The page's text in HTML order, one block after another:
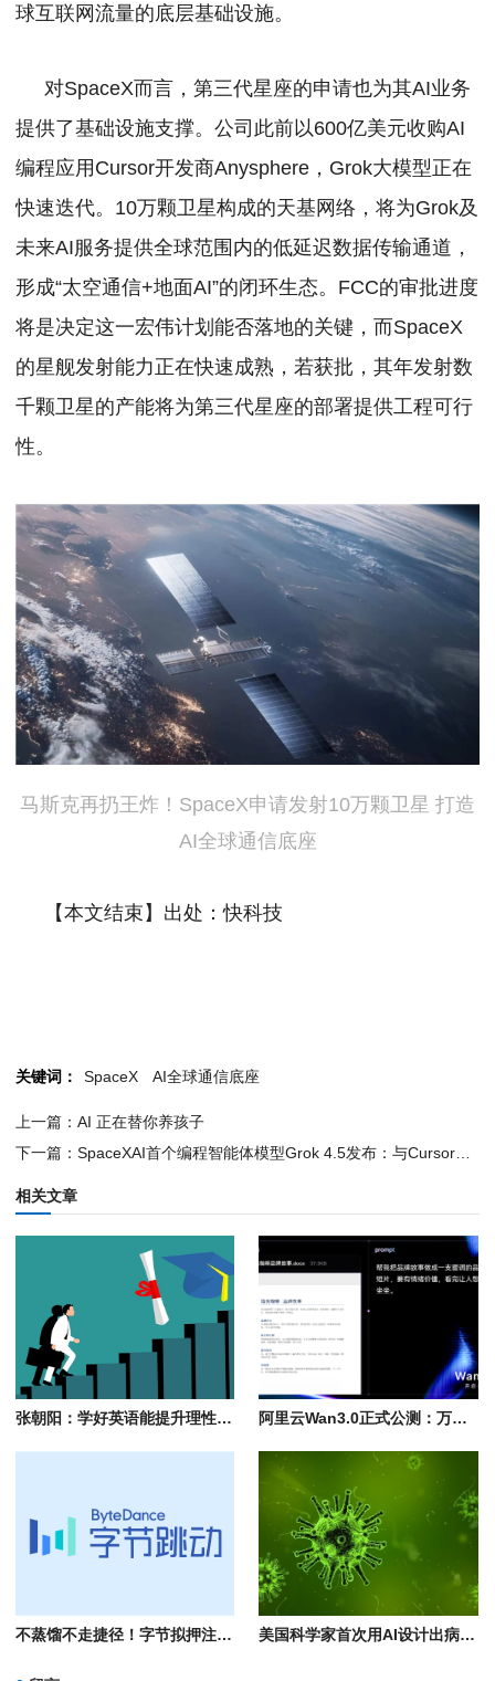
球互联网流量的底层基础设施。
对SpaceX而言，第三代星座的申请也为其AI业务
提供了基础设施支撑。公司此前以600亿美元收购AI
编程应用Cursor开发商Anysphere，Grok大模型正在
快速迭代。 10万颗卫星构成的天基网络，将为Grok及
未来AI服务提供全球范围内的低延迟数据传输通道，
形成“太空通信+地面AI”的闭环生态。 FCC的审批进度
将是决定这一宏伟计划能否落地的关键，而SpaceX
的星舰发射能力正在快速成熟，若获批，其年发射数
千颗卫星的产能将为第三代星座的部署提供工程可行
性。
马斯克再扔王炸！SpaceX申请发射10万颗卫星 打造
AI全球通信底座
【本文结束】出处：快科技
关键词： SpaceX AI全球通信底座
上一篇：AI 正在替你养孩子
相关文章
张朝阳：学好英语能提升理性思维 AI无法取代新闻网站因人类要看的是视角 阿里云Wan3.0正式公测：万物皆可生视频！单次可生成30秒
不蒸馏不走捷径！字节拟押注5万亿参数大模型 规模超Kimi K3 美国科学家首次用AI设计出病毒：用于感染细菌 不会对人类构成威胁